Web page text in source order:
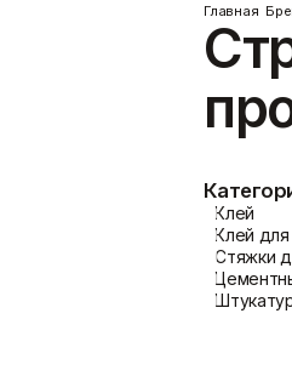
Ленты для герметизации
Главная
Клей
Клей для
Стяжки